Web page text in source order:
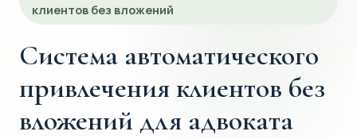
клиентов без вложений
Система автоматического
привлечения клиентов без
вложений для адвоката